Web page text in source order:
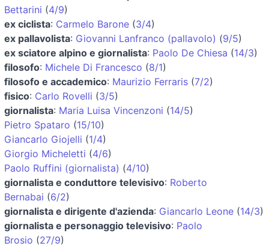
Bettarini (4/9)
ex ciclista: Carmelo Barone (3/4)
ex pallavolista: Giovanni Lanfranco (pallavolo) (9/5)
ex sciatore alpino e giornalista: Paolo De Chiesa (14/3)
filosofo: Michele Di Francesco (8/1)
filosofo e accademico: Maurizio Ferraris (7/2)
fisico: Carlo Rovelli (3/5)
giornalista: Maria Luisa Vincenzoni (14/5)
Pietro Spataro (15/10)
Giancarlo Giojelli (1/4)
Giorgio Micheletti (4/6)
Paolo Ruffini (giornalista) (4/10)
giornalista e conduttore televisivo: Roberto
Bernabai (6/2)
giornalista e dirigente d'azienda: Giancarlo Leone (14/3)
giornalista e personaggio televisivo: Paolo
Brosio (27/9)